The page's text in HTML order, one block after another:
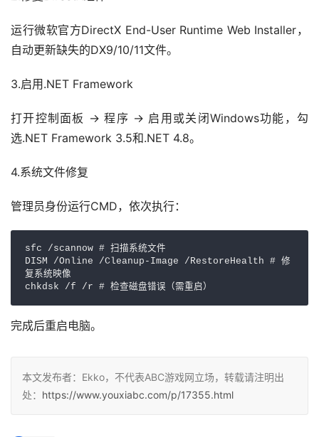
运行微软官方DirectX End-User Runtime Web Installer，
自动更新缺失的DX9/10/11文件。
打开控制面板 → 程序 → 启用或关闭Windows功能，勾
选.NET Framework 3.5和.NET 4.8。
管理员身份运行CMD，依次执行：
sfc /scannow # 扫描系统文件
DISM /Online /Cleanup-Image /RestoreHealth # 修
复系统映像
chkdsk /f /r # 检查磁盘错误（需重启）
完成后重启电脑。
本文发布者：Ekko，不代表ABC游戏网立场，转载请注明出
处： https://www.youxiabc.com/p/17355.html